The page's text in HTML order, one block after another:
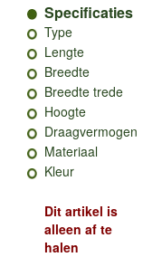
Specificaties
Type
Lengte
Breedte
Breedte trede
Hoogte
Draagvermogen
Materiaal
Kleur
Dit artikel is
alleen af te
halen